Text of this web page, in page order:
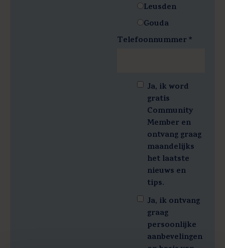
Leusden
Gouda
Telefoonnummer*
Ja, ik word
gratis
Community
Member en
ontvang graag
maandelijks
het laatste
nieuws en
tips.
Ja, ik ontvang
graag
persoonlijke
aanbevelingen